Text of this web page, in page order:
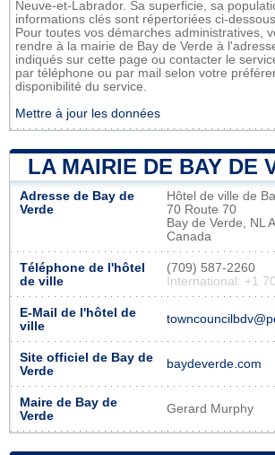
Neuve-et-Labrador. Sa superficie, sa
informations clés sont répertoriées ci-dessous.
Pour toutes vos démarches administratives,
rendre à la mairie de Bay de Verde à
indiqués sur cette page ou contacter le
par téléphone ou par mail selon votre
disponibilité du service.
Mettre à jour les données
LA MAIRIE DE BAY DE
Adresse de Bay de
Verde
Hôtel de ville de
70 Route 70
Bay de Verde, NL
Canada
Téléphone de l'hôtel
de ville
(709) 587-2260
International: +1
E-Mail de l'hôtel de
ville
Site officiel de Bay de
Verde
baydeverde.com
Maire de Bay de
Verde
Gerard Murphy